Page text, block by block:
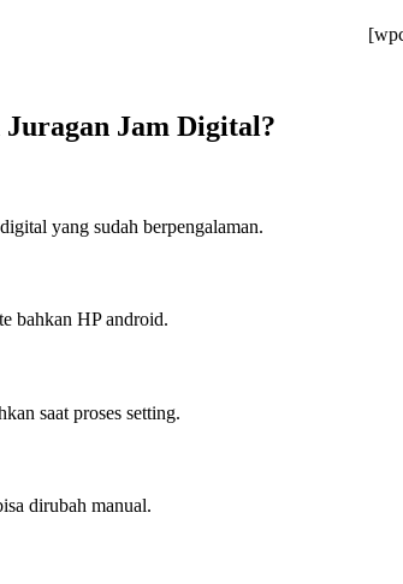
Jam Digital?
yang sudah berpengalaman.
bahkan HP android.
saat proses setting.
dirubah manual.